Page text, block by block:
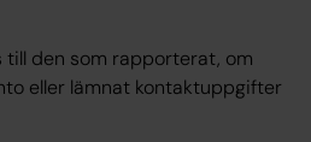
den som rapporterat, om
eller lämnat kontaktuppgifter